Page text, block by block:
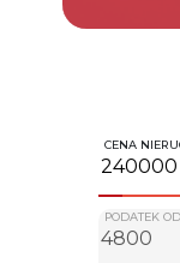
CENA
PODATEK